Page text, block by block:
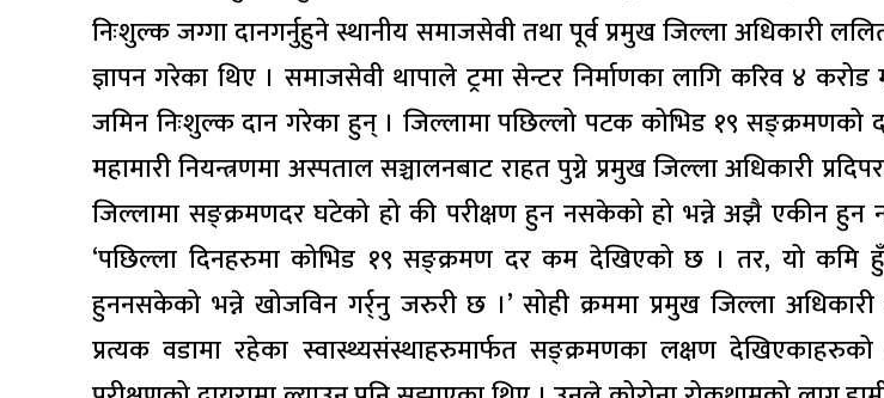
निःशुल्क जग्गा दानगर्नुहुने स्थानीय समाजसेवी तथा पूर्व प्रमुख जिल्ला अधिकारी
ज्ञापन गरेका थिए । समाजसेवी थापाले ट्रमा सेन्टर निर्माणका लागि करिव ४
जमिन निःशुल्क दान गरेका हुन् । जिल्लामा पछिल्लो पटक कोभिड १९ सङ्क्रमणको
महामारी नियन्त्रणमा अस्पताल सञ्चालनबाट राहत पुग्ने प्रमुख जिल्ला अधिकारी
जिल्लामा सङ्क्रमणदर घटेको हो की परीक्षण हुन नसकेको हो भन्ने अझै एकीन
‘पछिल्ला दिनहरुमा कोभिड १९ सङ्क्रमण दर कम देखिएको छ । तर, यो कमि
हुननसकेको भन्ने खोजविन गर्र्नु जरुरी छ ।’ सोही क्रममा प्रमुख जिल्ला
प्रत्यक वडामा रहेका स्वास्थ्यसंस्थाहरुमार्फत सङ्क्रमणका लक्षण